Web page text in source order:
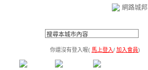
網路城邦
你還沒有登入喔( 馬上登入/ 加入會員)
公告區 訪客簿 市政中心